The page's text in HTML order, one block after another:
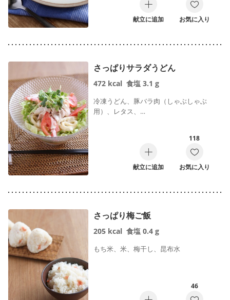
献立に追加 お気に入り
さっぱりサラダうどん
472 kcal 食塩 3.1 g
冷凍うどん、豚バラ肉（しゃぶしゃぶ
用）、レタス、…
献立に追加
118
お気に入り
さっぱり梅ご飯
205 kcal 食塩 0.4 g
もち米、米、梅干し、昆布水
46